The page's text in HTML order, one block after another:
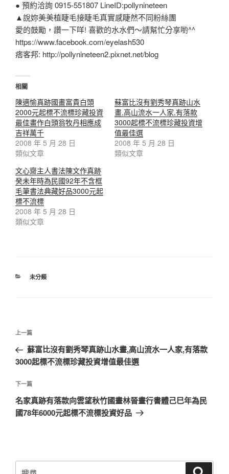
● 預約洽詢 0915-551807 LineID:pollynineteen
▲說妳美美植睫毛接睫毛真實感睫然不同粉絲團
愛的鼓勵，讚一下咩! 喜歡的水水們～請幫忙分享喲^^
https://www.facebook.com/eyelash530
痞客邦: http://pollynineteen2.pixnet.net/blog
相關
陳適愉真跡國畫富貴白頭
2000元起標不流標珍藏投資
最佳畫作白頭翁牧丹相應成
吉祥萬千
2008 年 5 月 28 日
類似文章
蘇富比沒有劉秀琴真跡山水
畫,高山流水一人家,有落款
3000起標不流標珍藏投資增
值最佳選
2008 年 5 月 28 日
類似文章
文心齋主人書法陳文作真跡
癸未年時為民國92年不含框
毛筆書法典藏好品3000元起
標不流標
2008 年 5 月 28 日
類似文章
分
未分類
文
導
上
一
篇
章
上一篇
蘇富比沒有劉秀琴真跡山水畫,高山流水一人家,有落款
3000起標不流標珍藏投資增值最佳選
下
一
篇
下一篇
名家真跡有落款向雲望秋竹國畫林晉畫行書體己巳年為民
國78年6000元起標不流標投資好品